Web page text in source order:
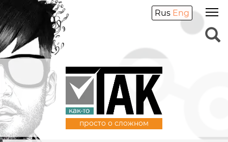
просто о сложном
Rus Eng